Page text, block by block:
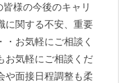
様の今後のキャリ
に関する不安、重要
お気軽にご相談く
お気軽にご相談くだ
や面接日程調整も柔